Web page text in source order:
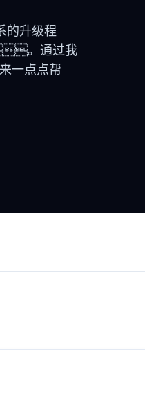
升级程
。通过我
一点点帮